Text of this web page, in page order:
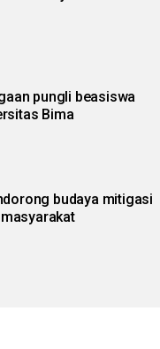
pungli beasiswa
Bima
budaya mitigasi